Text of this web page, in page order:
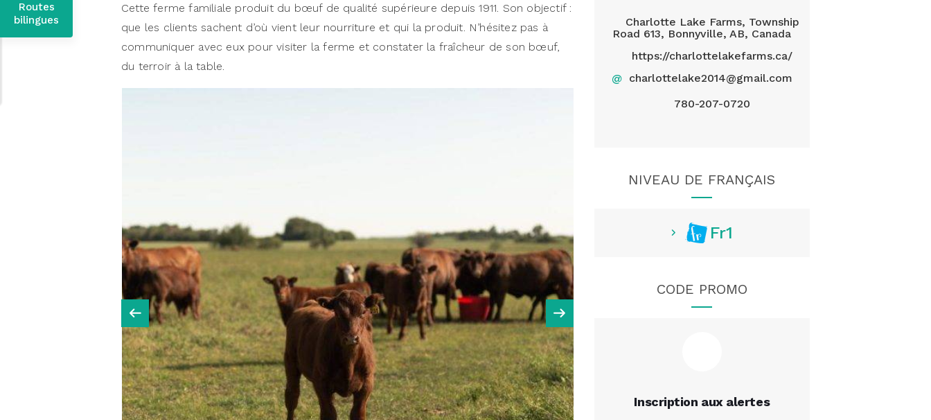
Routes
bilingues
Cette ferme familiale produit du bœuf de qualité supérieure depuis 1911. Son objectif :
que les clients sachent d’où vient leur nourriture et qui la produit. N’hésitez pas à
communiquer avec eux pour visiter la ferme et constater la fraîcheur de son bœuf,
du terroir à la table.
Charlotte Lake Farms, Township
Road 613, Bonnyville, AB, Canada
https://charlottelakefarms.ca/
@ charlottelake2014@gmail.com
780-207-0720
NIVEAU DE FRANÇAIS
Fr1
CODE PROMO
Inscription aux alertes